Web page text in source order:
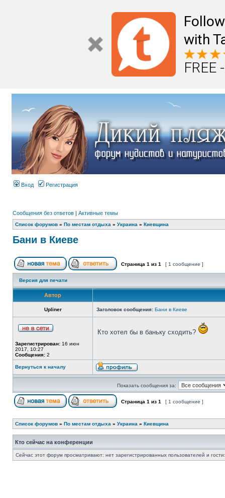
with
FREE
Вход Регистрация
Сообщения без ответов | Активные темы
Список форумов » По местам отдыха » Украина » Киевщина
Бани в Киеве
Страница 1 из 1 [ 1 сообщение ]
Версия для печати
Автор
Upliner Заголовок сообщения: Бани в Киеве
Зарегистрирован: 16 июн
2017, 10:27
Сообщения: 2
Кто хотел бы в баньку сходить?
Вернуться к началу
Показать сообщения за:
Страница 1 из 1 [ 1 сообщение ]
Список форумов » По местам отдыха » Украина » Киевщина
Кто сейчас на конференции
Сейчас этот форум просматривают: нет зарегистрированных пользователей и